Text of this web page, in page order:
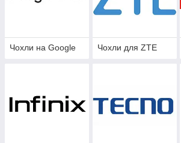
Чохли на Google Чохли для ZTE